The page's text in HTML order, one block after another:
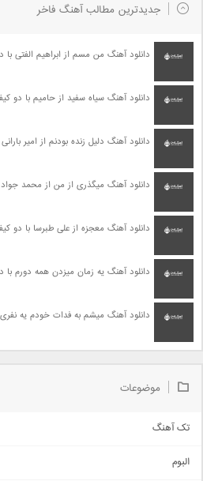
جدیدترین مطالب آهنگ فاخر
دانلود آهنگ من مسم از ابراهیم الفتی با
دانلود آهنگ سیاه سفید از حامیم با دو
دانلود آهنگ دلیل زنده بودنم از امیر
دانلود آهنگ میگذری از من از محمد
دانلود آهنگ معجزه از علی طبرسا با دو
دانلود آهنگ یه زمان میزدن همه دورم با
دانلود آهنگ میشم به فدات خودم یه
موضوعات
تک آهنگ
البوم